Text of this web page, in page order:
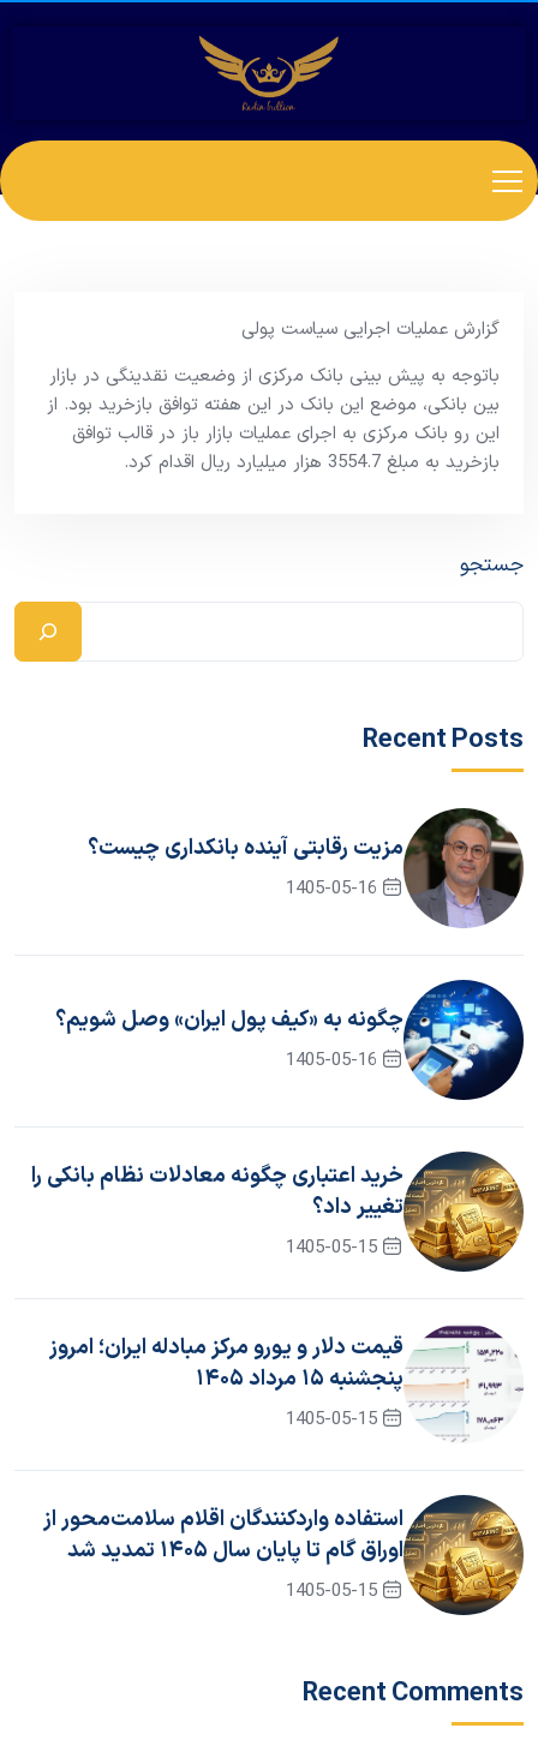
گزارش عملیات اجرایی سیاست پولی
باتوجه به پیش بینی بانک مرکزی از وضعیت نقدینگی در بازار
بین بانکی، موضع این بانک در این هفته توافق بازخرید بود. از
این رو بانک مرکزی به اجرای عملیات بازار باز در قالب توافق
بازخرید به مبلغ 3554.7 هزار میلیارد ریال اقدام کرد.
جستجو
Recent Posts
مزیت رقابتی آینده بانکداری چیست؟
1405-05-16
چگونه به «کیف پول ایران» وصل شویم؟
1405-05-16
خرید اعتباری چگونه معادلات نظام بانکی را
تغییر داد؟
1405-05-15
قیمت دلار و یورو مرکز مبادله ایران؛ امروز
پنجشنبه ۱۵ مرداد ۱۴۰۵
1405-05-15
استفاده واردکنندگان اقلام سلامت‌محور از
اوراق گام تا پایان سال ۱۴۰۵ تمدید شد
1405-05-15
Recent Comments